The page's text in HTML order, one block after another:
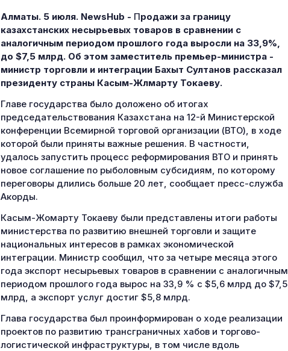
Алматы. 5 июля. NewsHub - Продажи за границу
казахстанских несырьевых товаров в сравнении с
аналогичным периодом прошлого года выросли на 33,9%,
до $7,5 млрд. Об этом заместитель премьер-министра -
министр торговли и интеграции Бахыт Султанов рассказал
президенту страны Касым-Жлмарту Токаеву.
Главе государства было доложено об итогах
председательствования Казахстана на 12-й Министерской
конференции Всемирной торговой организации (ВТО), в ходе
которой были приняты важные решения. В частности,
удалось запустить процесс реформирования ВТО и принять
новое соглашение по рыболовным субсидиям, по которому
переговоры длились больше 20 лет, сообщает пресс-служба
Акорды.
Касым-Жомарту Токаеву были представлены итоги работы
министерства по развитию внешней торговли и защите
национальных интересов в рамках экономической
интеграции. Министр сообщил, что за четыре месяца этого
года экспорт несырьевых товаров в сравнении с аналогичным
периодом прошлого года вырос на 33,9 % с $5,6 млрд до $7,5
млрд, а экспорт услуг достиг $5,8 млрд.
Глава государства был проинформирован о ходе реализации
проектов по развитию трансграничных хабов и торгово-
логистической инфраструктуры, в том числе вдоль